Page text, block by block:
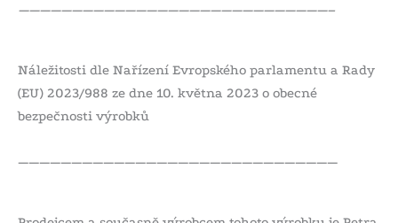
—————————————————————————————–
Náležitosti dle Nařízení Evropského parlamentu a Rady
(EU) 2023/988 ze dne 10. května 2023 o obecné
bezpečnosti výrobků
——————————————————————————————